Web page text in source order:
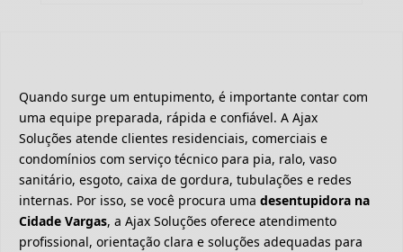
Quando surge um entupimento, é importante contar com
uma equipe preparada, rápida e confiável. A Ajax
Soluções atende clientes residenciais, comerciais e
condomínios com serviço técnico para pia, ralo, vaso
sanitário, esgoto, caixa de gordura, tubulações e redes
internas. Por isso, se você procura uma desentupidora na
Cidade Vargas, a Ajax Soluções oferece atendimento
profissional, orientação clara e soluções adequadas para